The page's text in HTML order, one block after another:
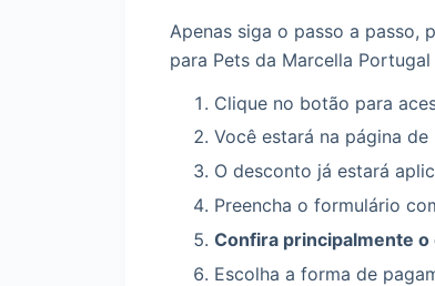
Apenas siga o passo a passo,
para Pets da Marcella
Clique no botão para
Você estará na página
O desconto já estará
Preencha o formulário
Confira principalmente o
Escolha a forma de